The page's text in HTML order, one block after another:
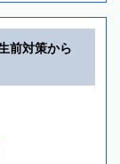
前対策から